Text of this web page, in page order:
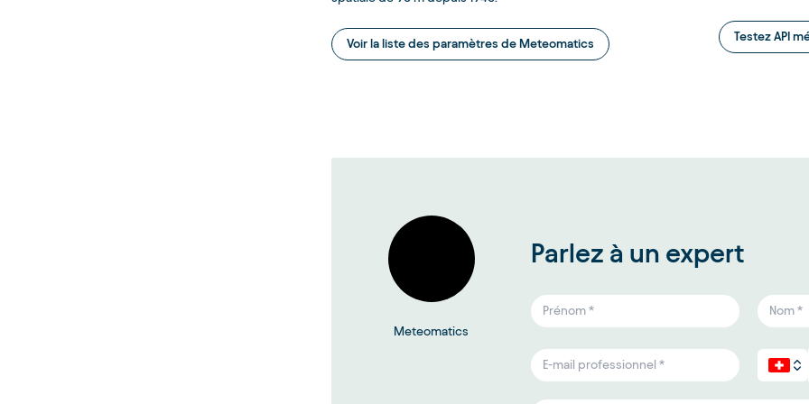
Voir la liste des paramètres de Meteomatics
Testez API
Meteomatics
Parlez à un expert